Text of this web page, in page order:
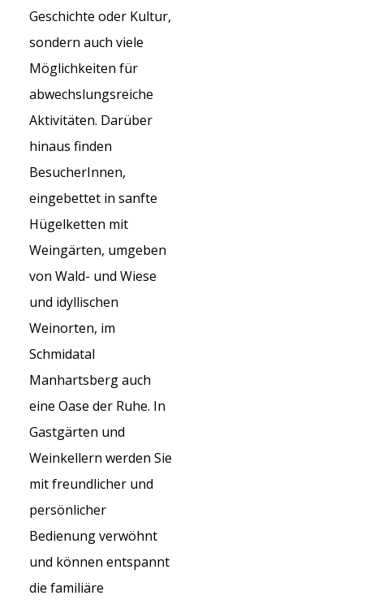
Geschichte oder Kultur,
sondern auch viele
Möglichkeiten für
abwechslungsreiche
Aktivitäten. Darüber
hinaus finden
BesucherInnen,
eingebettet in sanfte
Hügelketten mit
Weingärten, umgeben
von Wald- und Wiese
und idyllischen
Weinorten, im
Schmidatal
Manhartsberg auch
eine Oase der Ruhe. In
Gastgärten und
Weinkellern werden Sie
mit freundlicher und
persönlicher
Bedienung verwöhnt
und können entspannt
die familiäre